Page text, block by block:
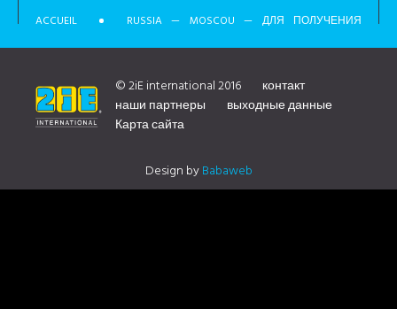
ACCUEIL RUSSIA — MOSCOU — ДЛЯ ПОЛУЧЕНИЯ
СВЯЖИТЕСЬ С НАМИ
© 2iE international 2016
контакт
наши партнеры
выходные данные
Карта сайта
Design byBabaweb